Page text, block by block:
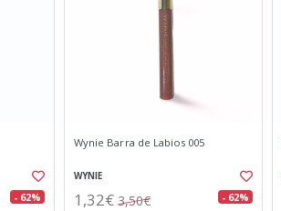
- 62%
Wynie Barra de Labios 005
WYNIE
1,32€ 3,50€ - 62%